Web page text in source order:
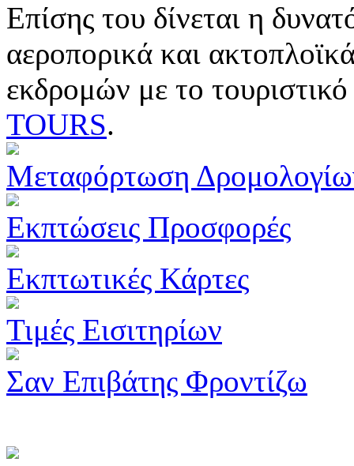
Επίσης του δίνεται η
αεροπορικά και
εκδρομών με το
TOURS.
Μεταφόρτωση
Εκπτώσεις Προσφορές
Εκπτωτικές Κάρτες
Τιμές Εισιτηρίων
Σαν Επιβάτης Φροντίζω